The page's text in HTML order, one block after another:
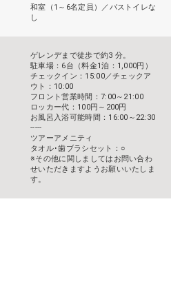
和室（1～6名定員）／バストイレな
し
ゲレンデまで徒歩で約3 分。
駐車場：6台（料金1泊：1,000円）
チェックイン：15:00／チェックア
ウト：10:00
フロント営業時間：7:00～21:00
ロッカー代：100円～200円
お風呂入浴可能時間：16:00～22:30
-----
ツアーアメニティ
タオル･歯ブラシセット：○
※その他に関しましてはお問い合わ
せいただきますようお願いいたしま
す。